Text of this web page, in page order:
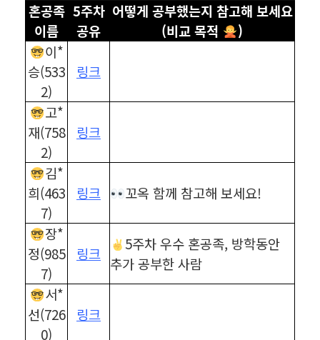
혼공족
이름
5주차
공유
어떻게 공부했는지 참고해 보세요
(비교 목적
)
이*
승(533
2)
링크
고*
재(758
2)
링크
김*
희(463
7)
링크 꼬옥 함께 참고해 보세요!
장*
정(985
7)
링크
5주차 우수 혼공족, 방학동안
추가 공부한 사람
서*
선(726
0)
링크